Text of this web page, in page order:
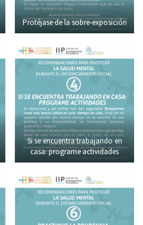
Protéjase de la sobre-exposición
Si se encuentra trabajando en
casa: programe actividades